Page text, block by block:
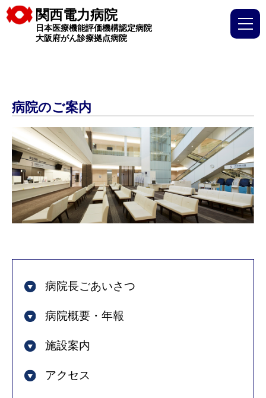
関西電力病院
日本医療機能評価機構認定病院
大阪府がん診療拠点病院
病院のご案内
病院長ごあいさつ
病院概要・年報
施設案内
アクセス